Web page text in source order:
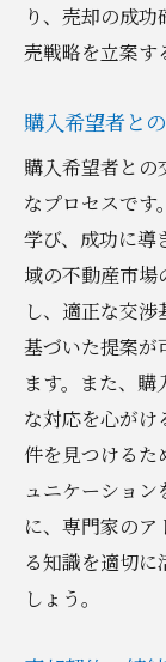
り、売却の成
売戦略を立案す
購入希望者と
購入希望者と
なプロセスです
学び、成功に導
域の不動産市
し、適正な交
基づいた提案が
ます。また、
な対応を心がけ
件を見つけるた
ュニケーショ
に、専門家の
る知識を適切
しょう。